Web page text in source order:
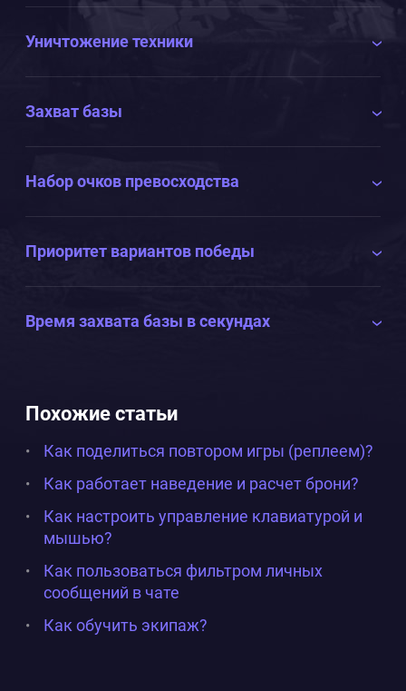
Уничтожение техники
Захват базы
Набор очков превосходства
Приоритет вариантов победы
Время захвата базы в секундах
Похожие статьи
Как поделиться повтором игры (реплеем)?
Как работает наведение и расчет брони?
Как настроить управление клавиатурой и
мышью?
Как пользоваться фильтром личных
сообщений в чате
Как обучить экипаж?